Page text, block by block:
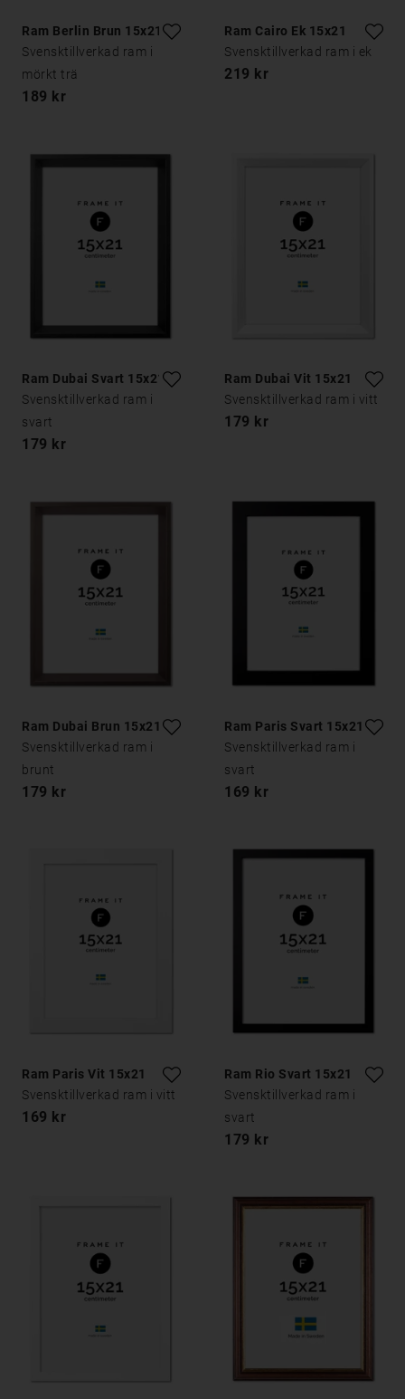
Ram Berlin Brun 15x21
Svensktillverkad ram i
mörkt trä
189 kr
Ram Cairo Ek 15x21
Svensktillverkad ram i ek
219 kr
Ram Dubai Svart 15x21
Svensktillverkad ram i
svart
179 kr
Ram Dubai Vit 15x21
Svensktillverkad ram i vitt
179 kr
Ram Dubai Brun 15x21
Svensktillverkad ram i
brunt
179 kr
Ram Paris Svart 15x21
Svensktillverkad ram i
svart
169 kr
Ram Paris Vit 15x21
Svensktillverkad ram i vitt
169 kr
Ram Rio Svart 15x21
Svensktillverkad ram i
svart
179 kr